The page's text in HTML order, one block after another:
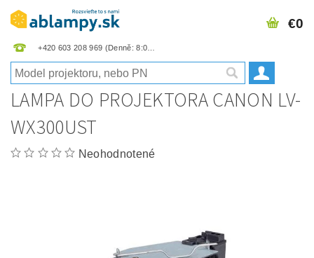
+420 603 208 969
€0
LAMPA DO PROJEKTORA CANON LV-
WX300UST
Neohodnotené